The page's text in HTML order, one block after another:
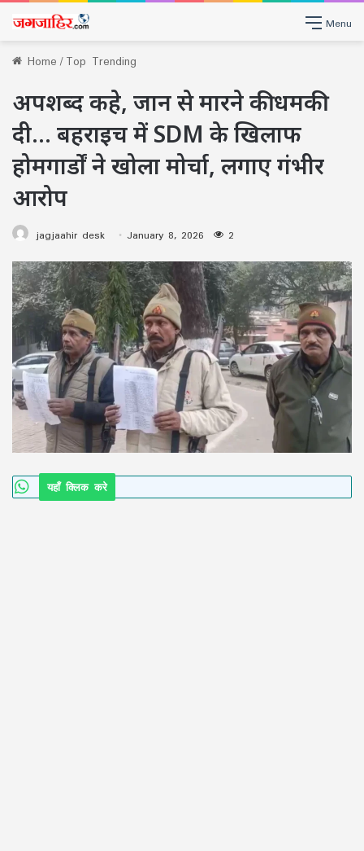
Menu
Home/Top Trending
अपशब्द कहे, जान से मारने की धमकी
दी… बहराइच में SDM के खिलाफ
होमगार्डों ने खोला मोर्चा, लगाए गंभीर
आरोप
jagjaahir desk January 8, 2026 2
यहाँ क्लिक करे